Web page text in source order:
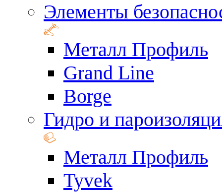
Элементы
Металл Профиль
Grand Line
Borge
Гидро и
Металл Профиль
Tyvek